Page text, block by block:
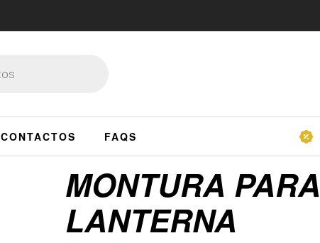
CONTACTOS FAQS
MONTURA PARA
LANTERNA